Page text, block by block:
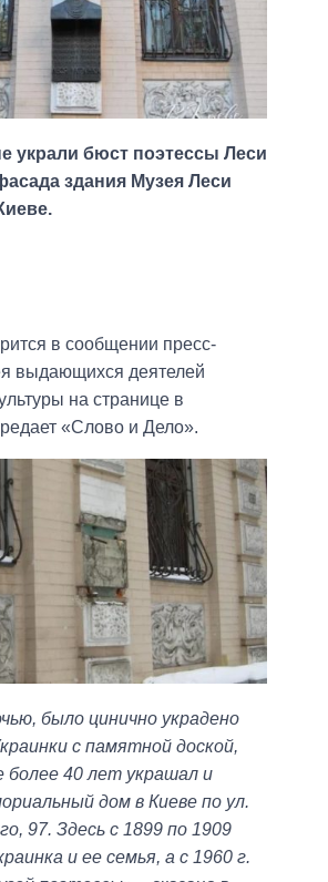
украли бюст поэтессы Леси
здания Музея Леси
в сообщении пресс-
выдающихся деятелей
на странице в
«Слово и Дело».
было цинично украдено
с памятной доской,
более 40 лет украшал и
дом в Киеве по ул.
97. Здесь с 1899 по 1909
и ее семья, а с 1960 г.